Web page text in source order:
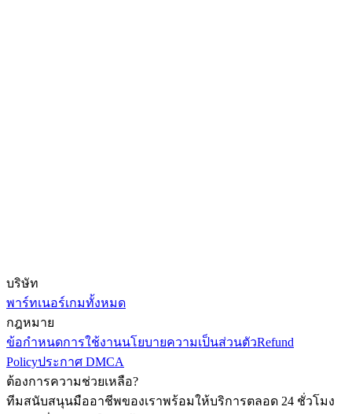
บริษัท
พาร์ทเนอร์เกมทั้งหมด
กฎหมาย
ข้อกำหนดการใช้งานนโยบายความเป็นส่วนตัวRefund
Policyประกาศ DMCA
ต้องการความช่วยเหลือ?
ทีมสนับสนุนมืออาชีพของเราพร้อมให้บริการตลอด 24 ชั่วโมง